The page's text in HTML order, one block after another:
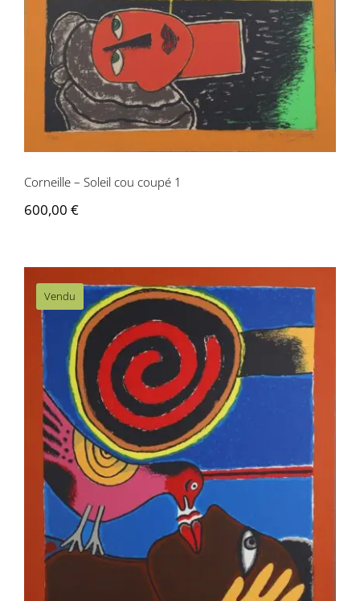
Contactez-nous
Corneille – Soleil cou coupé 1
600,00 €
Vendu
Corneille – Soleil cou coupé 2